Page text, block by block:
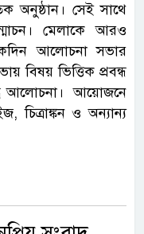
অনুষ্ঠান। সেই সাথে
মেলাকে আরও
আলোচনা সভার
ভিত্তিক প্রবন্ধ
আলোচনা। আয়োজনে
ও অন্যান্য